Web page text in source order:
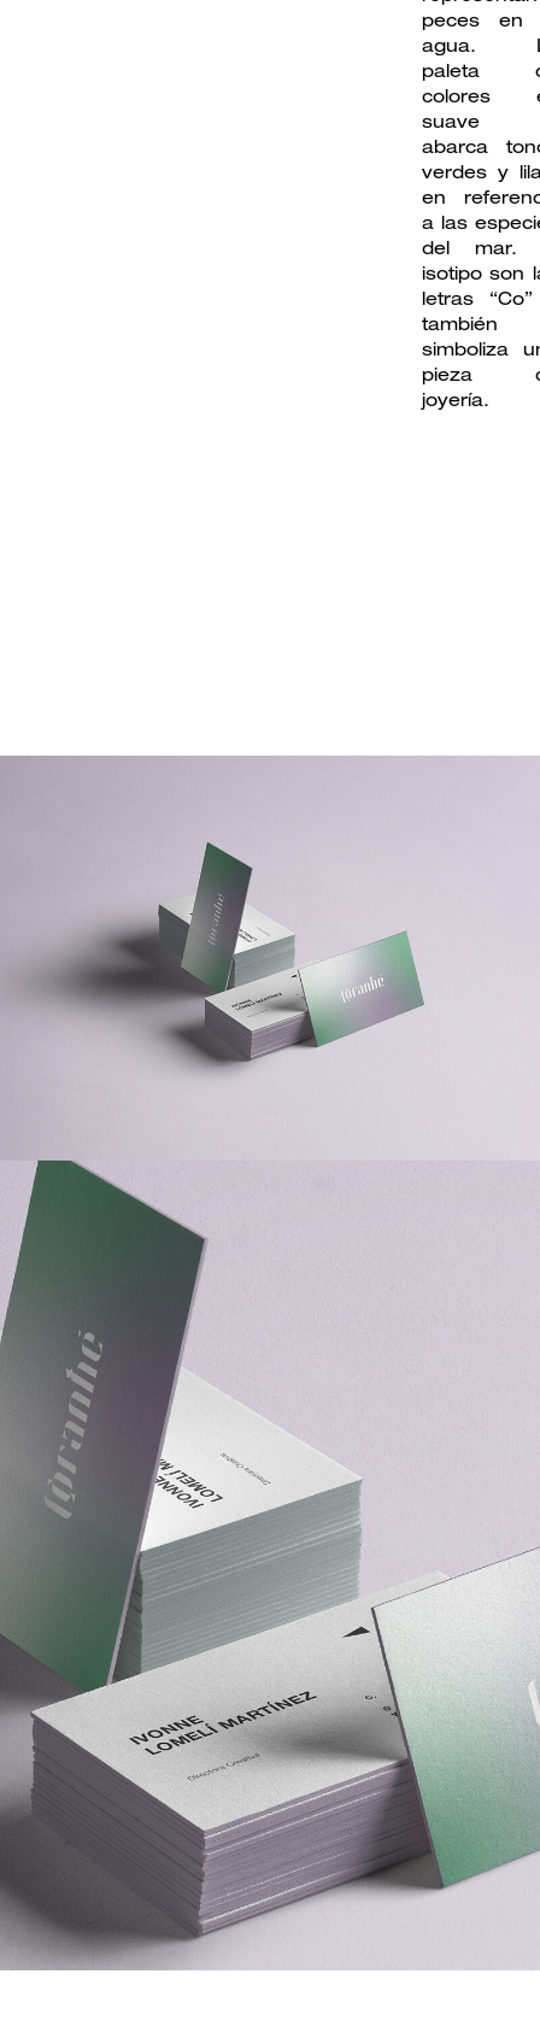
peces en
agua.
paleta
colores
suave
abarca
verdes y
en
a las
del mar.
isotipo son
letras
también
simboliza
pieza
joyería.